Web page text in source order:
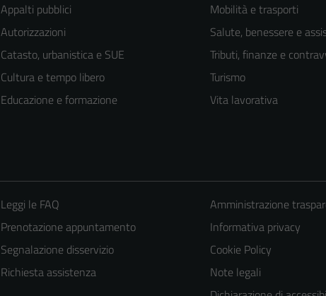
Appalti pubblici
Autorizzazioni
Catasto, urbanistica e SUE
Cultura e tempo libero
Educazione e formazione
Mobilità e trasporti
Salute, benessere e
Tributi, finanze e
Turismo
Vita lavorativa
Leggi le FAQ
Prenotazione appuntamento
Segnalazione disservizio
Richiesta assistenza
Amministrazione
Informativa privacy
Cookie Policy
Note legali